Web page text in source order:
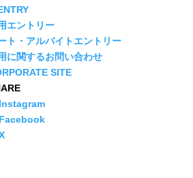
エントリー
ト・アルバイトエントリー
に関するお問い合わせ
SITE